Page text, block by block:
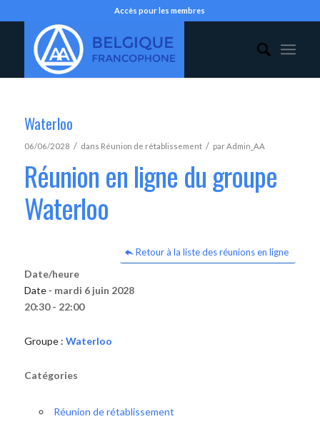
Accès pour les membres
Waterloo
06/06/2028 / dans Réunion de rétablissement / parAdmin_AA
Réunion en ligne du groupe
Waterloo
Retour à la liste des réunions en ligne
Date/heure
Date - mardi 6 juin 2028
20:30 - 22:00
Groupe : Waterloo
Catégories
Réunion de rétablissement